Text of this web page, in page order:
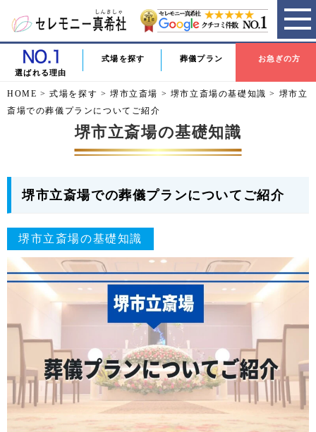
選ばれる理由
式場を探す 葬儀プラン お急ぎの方
HOME >式場を探す >堺市立斎場 > 堺市立斎場の基礎知識 > 堺市立
斎場での葬儀プランについてご紹介
堺市立斎場の基礎知識
堺市立斎場での葬儀プランについてご紹介
堺市立斎場の基礎知識